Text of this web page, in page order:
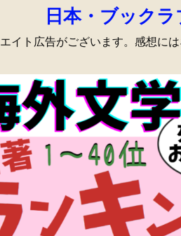
日本・ブックラ
イト広告がございます。感想に